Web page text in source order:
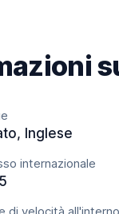
Inglese
internazionale